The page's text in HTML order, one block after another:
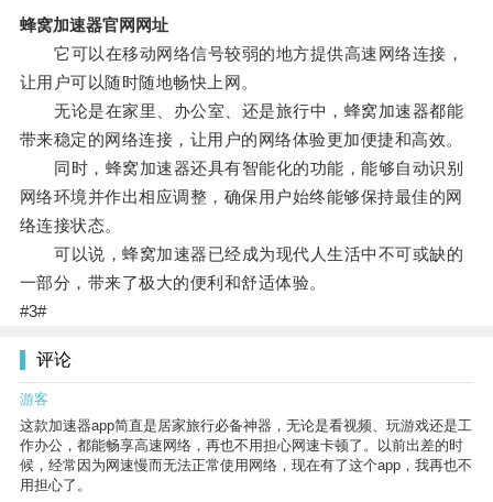
蜂窝加速器官网网址
它可以在移动网络信号较弱的地方提供高速网络连接，
让用户可以随时随地畅快上网。
无论是在家里、办公室、还是旅行中，蜂窝加速器都能
带来稳定的网络连接，让用户的网络体验更加便捷和高效。
同时，蜂窝加速器还具有智能化的功能，能够自动识别
网络环境并作出相应调整，确保用户始终能够保持最佳的网
络连接状态。
可以说，蜂窝加速器已经成为现代人生活中不可或缺的
一部分，带来了极大的便利和舒适体验。
#3#
评论
游客
这款加速器app简直是居家旅行必备神器，无论是看视频、玩游戏还是工
作办公，都能畅享高速网络，再也不用担心网速卡顿了。以前出差的时
候，经常因为网速慢而无法正常使用网络，现在有了这个app，我再也不
用担心了。